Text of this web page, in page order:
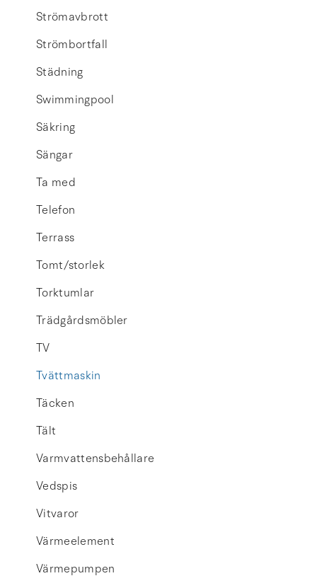
Strömavbrott
Strömbortfall
Städning
Swimmingpool
Säkring
Sängar
Ta med
Telefon
Terrass
Tomt/storlek
Torktumlar
Trädgårdsmöbler
TV
Tvättmaskin
Täcken
Tält
Varmvattensbehållare
Vedspis
Vitvaror
Värmeelement
Värmepumpen